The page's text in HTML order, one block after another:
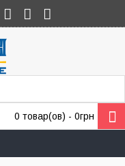
0 товар(ов) - 0грн